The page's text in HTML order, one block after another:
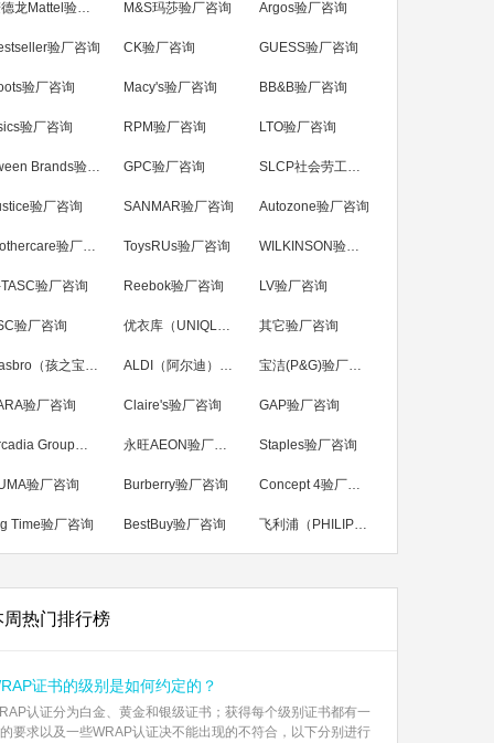
麦德龙Mattel验厂咨询 M&S玛莎验厂咨询 Argos验厂咨询
验厂咨询 CK验厂咨询 GUESS验厂咨询
验厂咨询 Macy's验厂咨询 BB&B验厂咨询
验厂咨询 RPM验厂咨询 LTO验厂咨询
Tween Brands验厂咨询 GPC验厂咨询 SLCP社会劳工整合项目咨询
验厂咨询 SANMAR验厂咨询 Autozone验厂咨询
Mothercare验厂咨询 ToysRUs验厂咨询 WILKINSON验厂咨询
TASC验厂咨询 Reebok验厂咨询 LV验厂咨询
验厂咨询 优衣库（UNIQLO）验厂咨询 其它验厂咨询
Hasbro（孩之宝）验厂咨询 ALDI（阿尔迪）验厂咨询 宝洁(P&G)验厂咨询
验厂咨询 Claire's验厂咨询 GAP验厂咨询
Arcadia Group验厂咨询 永旺AEON验厂咨询 Staples验厂咨询
验厂咨询 Burberry验厂咨询 Concept 4验厂咨询
Time验厂咨询 BestBuy验厂咨询 飞利浦（PHILIPS）验厂咨询
周热门排行榜
证书的级别是如何约定的？
认证分为白金、黄金和银级证书；获得每个级别证书都有一
要求以及一些WRAP认证决不能出现的不符合，以下分别进行